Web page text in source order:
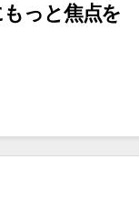
っと焦点を